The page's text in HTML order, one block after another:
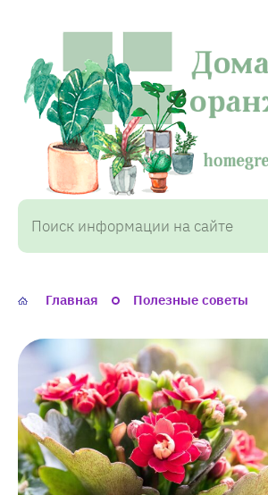
Домашняя
оранжерея
Главная Полезные советы